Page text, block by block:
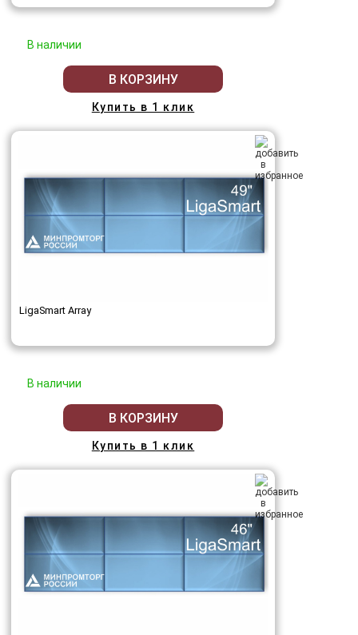
В наличии
В КОРЗИНУ
Купить в 1 клик
LigaSmart Array
В наличии
В КОРЗИНУ
Купить в 1 клик